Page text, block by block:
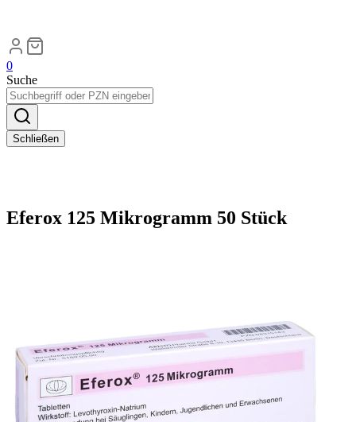
0
Suche
Schließen
Eferox 125 Mikrogramm 50 Stück